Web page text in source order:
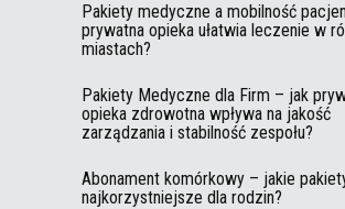
Pakiety medyczne a mobilność
prywatna opieka ułatwia leczenie w
miastach?
Pakiety Medyczne dla Firm – jak
opieka zdrowotna wpływa na jakość
zarządzania i stabilność zespołu?
Abonament komórkowy – jakie
najkorzystniejsze dla rodzin?